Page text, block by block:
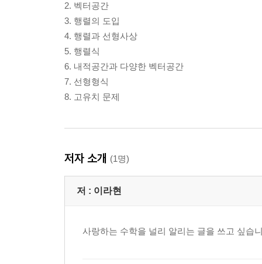
2. 벡터공간
3. 행렬의 도입
4. 행렬과 선형사상
5. 행렬식
6. 내적공간과 다양한 벡터공간
7. 선형형식
8. 고유치 문제
저자 소개 (1명)
저 : 이라현
사랑하는 수학을 널리 알리는 글을 쓰고 싶습